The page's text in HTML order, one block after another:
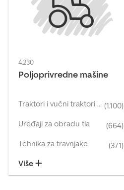
4.230
Poljoprivredne mašine
Traktori i vučni traktori (poljoprivreda) (1.100)
Uređaji za obradu tla
(664)
Tehnika za travnjake
(371)
Više